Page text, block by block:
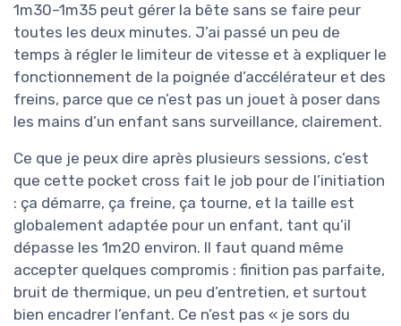
1m30–1m35 peut gérer la bête sans se faire peur
toutes les deux minutes. J’ai passé un peu de
temps à régler le limiteur de vitesse et à expliquer le
fonctionnement de la poignée d’accélérateur et des
freins, parce que ce n’est pas un jouet à poser dans
les mains d’un enfant sans surveillance, clairement.
Ce que je peux dire après plusieurs sessions, c’est
que cette pocket cross fait le job pour de l’initiation
: ça démarre, ça freine, ça tourne, et la taille est
globalement adaptée pour un enfant, tant qu’il
dépasse les 1m20 environ. Il faut quand même
accepter quelques compromis : finition pas parfaite,
bruit de thermique, un peu d’entretien, et surtout
bien encadrer l’enfant. Ce n’est pas « je sors du